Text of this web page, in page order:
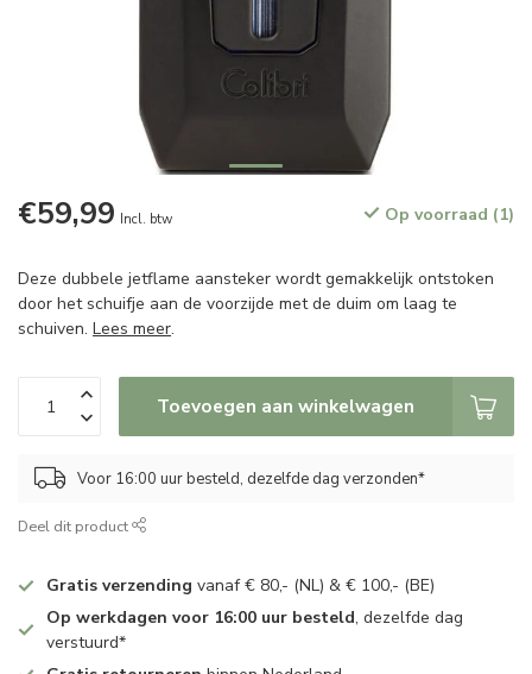
€59,99 Incl. btw Op voorraad (1)
Deze dubbele jetflame aansteker wordt gemakkelijk ontstoken
door het schuifje aan de voorzijde met de duim om laag te
schuiven. Lees meer.
Toevoegen aan winkelwagen
Voor 16:00 uur besteld, dezelfde dag verzonden*
Deel dit product
Gratis verzending vanaf € 80,- (NL) & € 100,- (BE)
Op werkdagen voor 16:00 uur besteld, dezelfde dag
verstuurd*